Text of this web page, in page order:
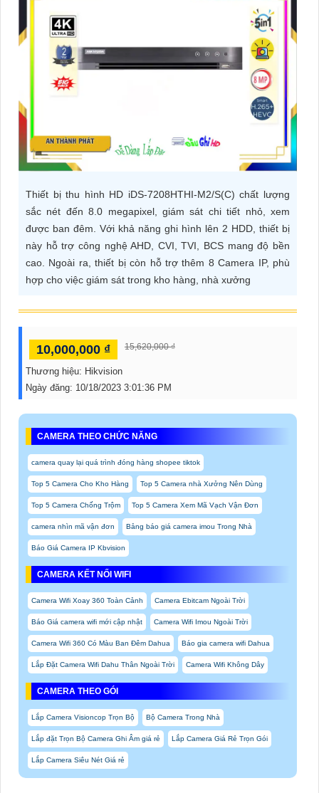
ĐẶT
CAMERA
TƯ
DỊCH
VỤ
Thiết bị thu hình HD iDS-7208HTHI-M2/S(C) chất lượng
sắc nét đến 8.0 megapixel, giám sát chi tiết nhỏ, xem
được ban đêm. Với khả năng ghi hình lên 2 HDD, thiết bị
này hỗ trợ công nghệ AHD, CVI, TVI, BCS mang độ bền
cao. Ngoài ra, thiết bị còn hỗ trợ thêm 8 Camera IP, phù
hợp cho việc giám sát trong kho hàng, nhà xưởng
10,000,000 ₫ 15,620,000 ₫
Thương hiệu: Hikvision
Ngày đăng: 10/18/2023 3:01:36 PM
CAMERA THEO CHỨC NĂNG
camera quay lại quá trình đóng hàng shopee tiktok
Top 5 Camera Cho Kho Hàng Top 5 Camera nhà Xưởng Nên Dùng
Top 5 Camera Chống Trộm Top 5 Camera Xem Mã Vạch Vận Đơn
camera nhìn mã vận đơn Bảng báo giá camera imou Trong Nhà
Báo Giá Camera IP Kbvision
CAMERA KẾT NỐI WIFI
Camera Wifi Xoay 360 Toàn Cảnh Camera Ebitcam Ngoài Trời
Báo Giá camera wifi mới cập nhật Camera Wifi Imou Ngoài Trời
Camera Wifi 360 Có Màu Ban Đêm Dahua Báo gia camera wifi Dahua
Lắp Đặt Camera Wifi Dahu Thân Ngoài Trời Camera Wifi Không Dây
CAMERA THEO GÓI
Lắp Camera Visioncop Trọn Bộ Bộ Camera Trong Nhà
Lắp đặt Trọn Bộ Camera Ghi Âm giá rẻ Lắp Camera Giá Rẻ Trọn Gói
Lắp Camera Siêu Nét Giá rẻ